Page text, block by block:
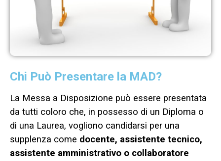
Chi Può Presentare la MAD?
La Messa a Disposizione può essere presentata
da tutti coloro che, in possesso di un Diploma o
di una Laurea, vogliono candidarsi per una
supplenza come docente, assistente tecnico,
assistente amministrativo o collaboratore